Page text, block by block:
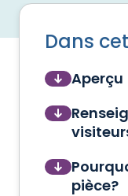
Dans
Aperçu
pièce?